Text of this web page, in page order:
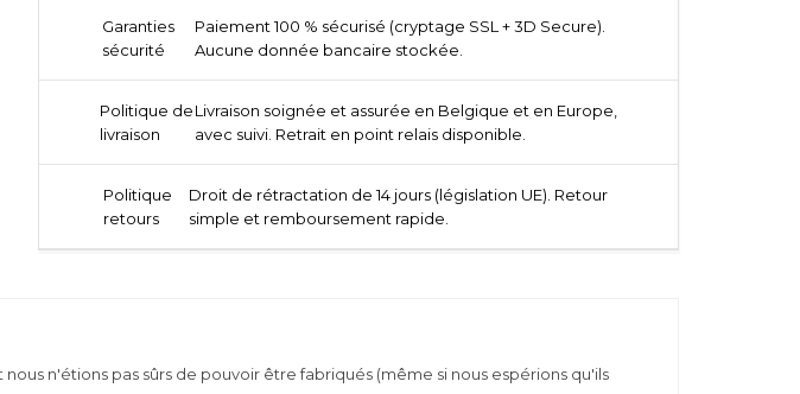
Garanties
sécurité
Paiement 100 % sécurisé (cryptage SSL + 3D Secure).
Aucune donnée bancaire stockée.
Politique de
livraison
Livraison soignée et assurée en Belgique et en Europe,
avec suivi. Retrait en point relais disponible.
Politique
retours
Droit de rétractation de 14 jours (législation UE). Retour
simple et remboursement rapide.
n'étions pas sûrs de pouvoir être fabriqués (même si nous espérions qu'ils